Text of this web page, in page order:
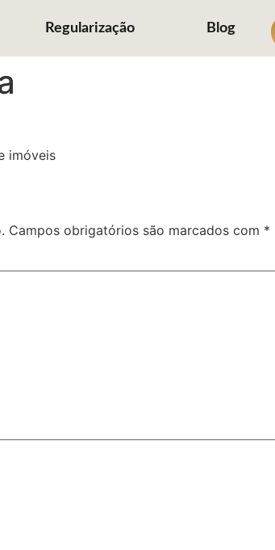
Regularização Blog
imóveis
Campos obrigatórios são marcados com *